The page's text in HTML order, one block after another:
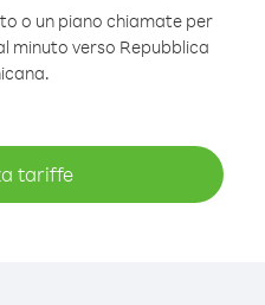
o un piano chiamate per
minuto verso Repubblica
tariffe